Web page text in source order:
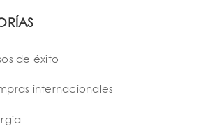
de éxito
internacionales